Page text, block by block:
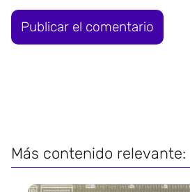
Más contenido relevante: